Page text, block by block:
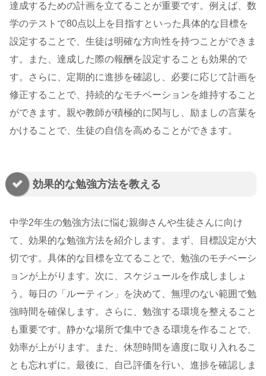
達成するための計画を立てることが重要です。例えば、数
学のテストで80点以上を目指すといった具体的な目標を
設定することで、生徒は明確な方向性を持つことができま
す。また、達成した際の報酬を設定することも効果的で
す。さらに、定期的に進捗を確認し、必要に応じて計画を
修正することで、持続的なモチベーションを維持すること
ができます。親や教師が積極的に関与し、励ましの言葉を
かけることで、生徒の自信を高めることができます。
効果的な勉強方法を教える
中学2年生の勉強方法に悩む親御さんや生徒さんに向け
て、効果的な勉強方法を紹介します。まず、目標設定が大
切です。具体的な目標を立てることで、勉強のモチベーシ
ョンが上がります。次に、スケジュールを作成しましょ
う。毎日の「ルーティン」を決めて、無理のない範囲で勉
強時間を確保します。さらに、勉強する環境を整えること
も重要です。静かな場所で集中できる環境を作ることで、
効率が上がります。また、休憩時間を適度に取り入れるこ
とも忘れずに。最後に、自己評価を行い、進捗を確認しま